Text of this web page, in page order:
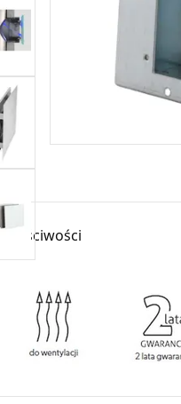
Właściwości